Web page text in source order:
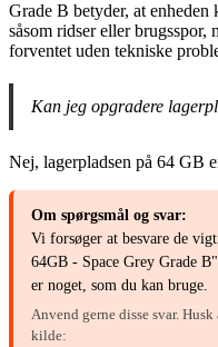
Grade B betyder, at enheden
såsom ridser eller brugsspor,
forventet uden tekniske
Kan jeg opgradere
Nej, lagerpladsen på 64 GB
Om spørgsmål og svar:
Vi forsøger at besvare de
64GB - Space Grey Grade
er noget, som du kan bruge.
Anvend gerne disse svar.
kilde: